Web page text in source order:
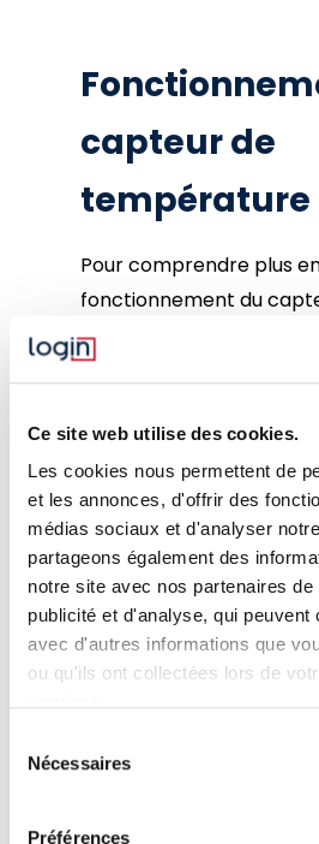
Ce site web utilise des cookies.
Les cookies nous permettent de
et les annonces, d'offrir des
médias sociaux et d'analyser
partageons également des
notre site avec nos partenaires
publicité et d'analyse, qui
avec d'autres informations que
ou qu'ils ont collectées lors de
Nécessaires
Préférences
capteur de
température
Pour comprendre plus
fonctionnement du
température, il faut
documentation technique
C’est donc une entrée
peu particulière du
la température
n’est pas le plus précis,
largement suffisant pour
courants.